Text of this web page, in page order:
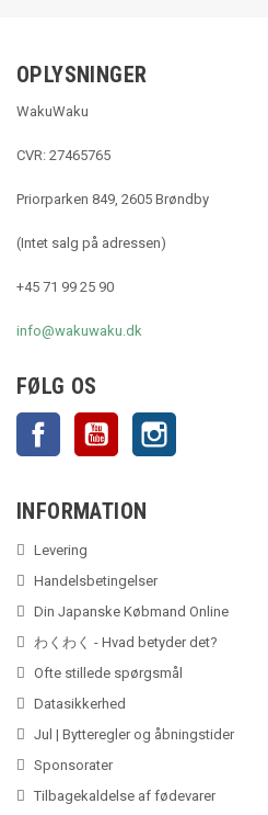
OPLYSNINGER
WakuWaku
CVR: 27465765
Priorparken 849, 2605 Brøndby
(Intet salg på adressen)
+45 71 99 25 90
info@wakuwaku.dk
FØLG OS
Facebook YouTube
INFORMATION
Levering
Handelsbetingelser
Din Japanske Købmand Online
わくわく - Hvad betyder det?
Ofte stillede spørgsmål
Datasikkerhed
Jul | Bytteregler og åbningstider
Sponsorater
Tilbagekaldelse af fødevarer